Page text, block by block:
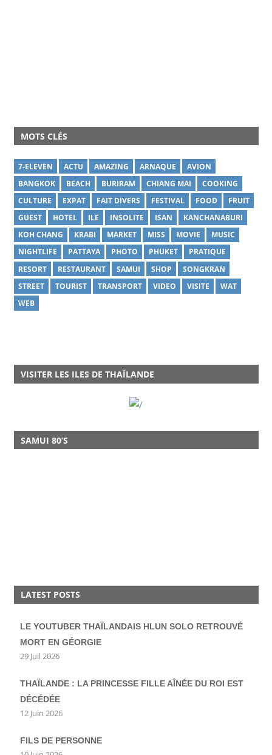
MOTS CLÉS
7-ELEVEN ACTU AMAZING ARNAQUE
AVION
BANGKOK
BEACH BURIRAM CHIANG MAI
COOKING
CULTURE
EXPAT FAIT DIVERS FESTIVAL FOOD
FRUIT
GUEST
HOTEL ILE INSOLITE ISAN
KANCHANABURI
KOH CHANG
KRABI MARKET MISS MOVIE
MUSIC
NIGHTLIFE
PATTAYA PHOTO PHUKET
PRATIQUE
RESORT
RESTAURANT SAMUI SHOP
SONGKRAN
STREET
TOURIST TRANSPORT VIDEO VISITE
WAT
WEB
VISITER LES ILES DE THAÏLANDE
SAMUI 80’S
LATEST POSTS
LE YOUTUBER THAÏLANDAIS HLUN SOLO RETROUVÉ
MORT EN GÉORGIE
29 Juil 2026
THAÏLANDE : LA PRINCESSE FILLE AÎNÉE DU ROI EST
DÉCÉDÉE
12 Juin 2026
FILS DE PERSONNE